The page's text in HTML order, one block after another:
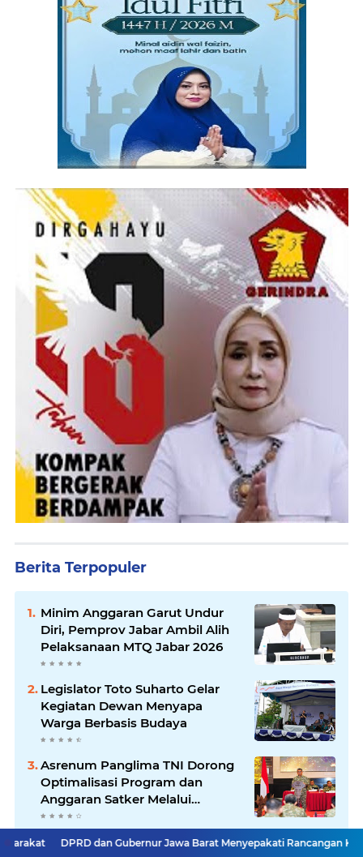
Berita Terpopuler
Minim Anggaran Garut Undur
Diri, Pemprov Jabar Ambil Alih
Pelaksanaan MTQ Jabar 2026
Legislator Toto Suharto Gelar
Kegiatan Dewan Menyapa
Warga Berbasis Budaya
Asrenum Panglima TNI Dorong
Optimalisasi Program dan
Anggaran Satker Melalui
Evaluasi Kinerja
Pemkot Bandung Tertibkan 36
dan Gubernur Jawa Barat Menyepakati Rancangan KUA-PPAS APBD